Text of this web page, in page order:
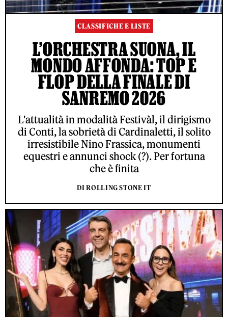
CLASSIFICHE E LISTE
L’ORCHESTRA SUONA, IL
MONDO AFFONDA: TOP E
FLOP DELLA FINALE DI
SANREMO 2026
L'attualità in modalità Festivàl, il dirigismo
di Conti, la sobrietà di Cardinaletti, il solito
irresistibile Nino Frassica, monumenti
equestri e annunci shock (?). Per fortuna
che è finita
DI ROLLING STONE IT